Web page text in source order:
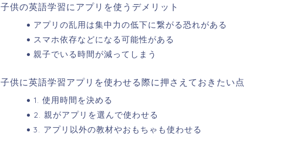
子供の英語学習にアプリを使うデメリット
アプリの乱用は集中力の低下に繋がる恐れがある
スマホ依存などになる可能性がある
親子でいる時間が減ってしまう
子供に英語学習アプリを使わせる際に押さえておきたい点
1. 使用時間を決める
2. 親がアプリを選んで使わせる
3. アプリ以外の教材やおもちゃも使わせる